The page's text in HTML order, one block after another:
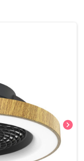
chevron_right